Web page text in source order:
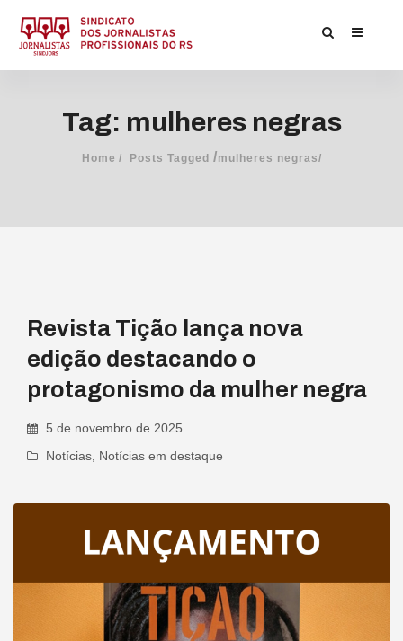
Tag: mulheres negras
Home Posts Tagged /mulheres negras/
Revista Tição lança nova
edição destacando o
protagonismo da mulher negra
5 de novembro de 2025
Notícias, Notícias em destaque